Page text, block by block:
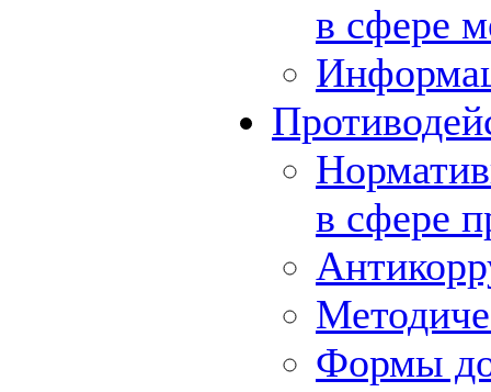
в сфере
в сфере
Формы